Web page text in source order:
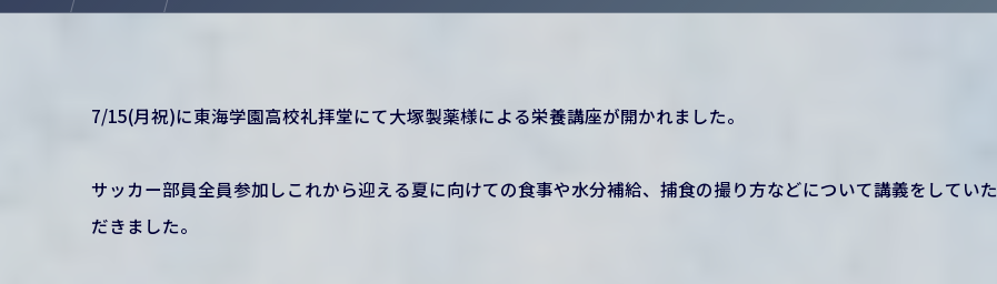
7/15(月祝)に東海学園高校礼拝堂にて大塚製薬様による栄養講座が開かれました。
サッカー部員全員参加しこれから迎える夏に向けての食事や水分補給、捕食の撮り方などについて講義をしていた
だきました。